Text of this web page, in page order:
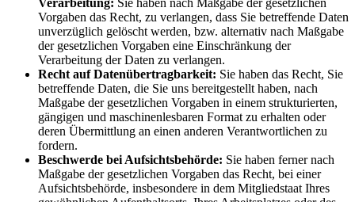
Verarbeitung: Sie haben nach Maßgabe der gesetzlichen
Vorgaben das Recht, zu verlangen, dass Sie betreffende Daten
unverzüglich gelöscht werden, bzw. alternativ nach Maßgabe
der gesetzlichen Vorgaben eine Einschränkung der
Verarbeitung der Daten zu verlangen.
Recht auf Datenübertragbarkeit: Sie haben das Recht, Sie
betreffende Daten, die Sie uns bereitgestellt haben, nach
Maßgabe der gesetzlichen Vorgaben in einem strukturierten,
gängigen und maschinenlesbaren Format zu erhalten oder
deren Übermittlung an einen anderen Verantwortlichen zu
fordern.
Beschwerde bei Aufsichtsbehörde: Sie haben ferner nach
Maßgabe der gesetzlichen Vorgaben das Recht, bei einer
Aufsichtsbehörde, insbesondere in dem Mitgliedstaat Ihres